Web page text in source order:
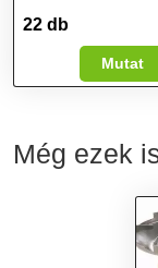
22 db
Mutat
Még ezek